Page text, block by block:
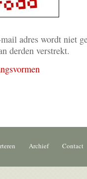
adres wordt niet
derden verstrekt.
Archief Contact